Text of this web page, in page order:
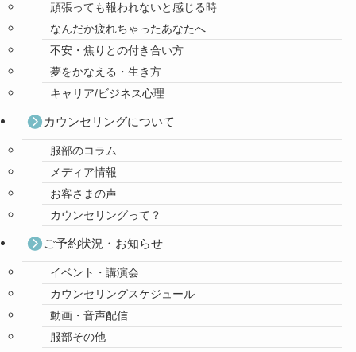
頑張っても報われないと感じる時
なんだか疲れちゃったあなたへ
不安・焦りとの付き合い方
夢をかなえる・生き方
キャリア/ビジネス心理
カウンセリングについて
服部のコラム
メディア情報
お客さまの声
カウンセリングって？
ご予約状況・お知らせ
イベント・講演会
カウンセリングスケジュール
動画・音声配信
服部その他